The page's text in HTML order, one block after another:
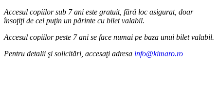
Accesul copiilor sub 7 ani este gratuit, fără loc asigurat, doar
însoţiţi de cel puţin un părinte cu bilet valabil.
Accesul copiilor peste 7 ani se face numai pe baza unui bilet valabil.
Pentru detalii şi solicitări, accesaţi adresa info@kimaro.ro